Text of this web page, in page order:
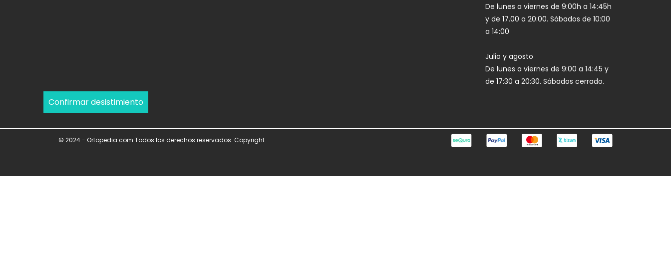
De lunes a viernes de 9:00h a 14:45h
y de 17.00 a 20:00. Sábados de 10:00
a 14:00
Julio y agosto
De lunes a viernes de 9:00 a 14:45 y
de 17:30 a 20:30. Sábados cerrado.
Confirmar desistimiento
© 2024 - Ortopedia.com Todos los derechos reservados. Copyright